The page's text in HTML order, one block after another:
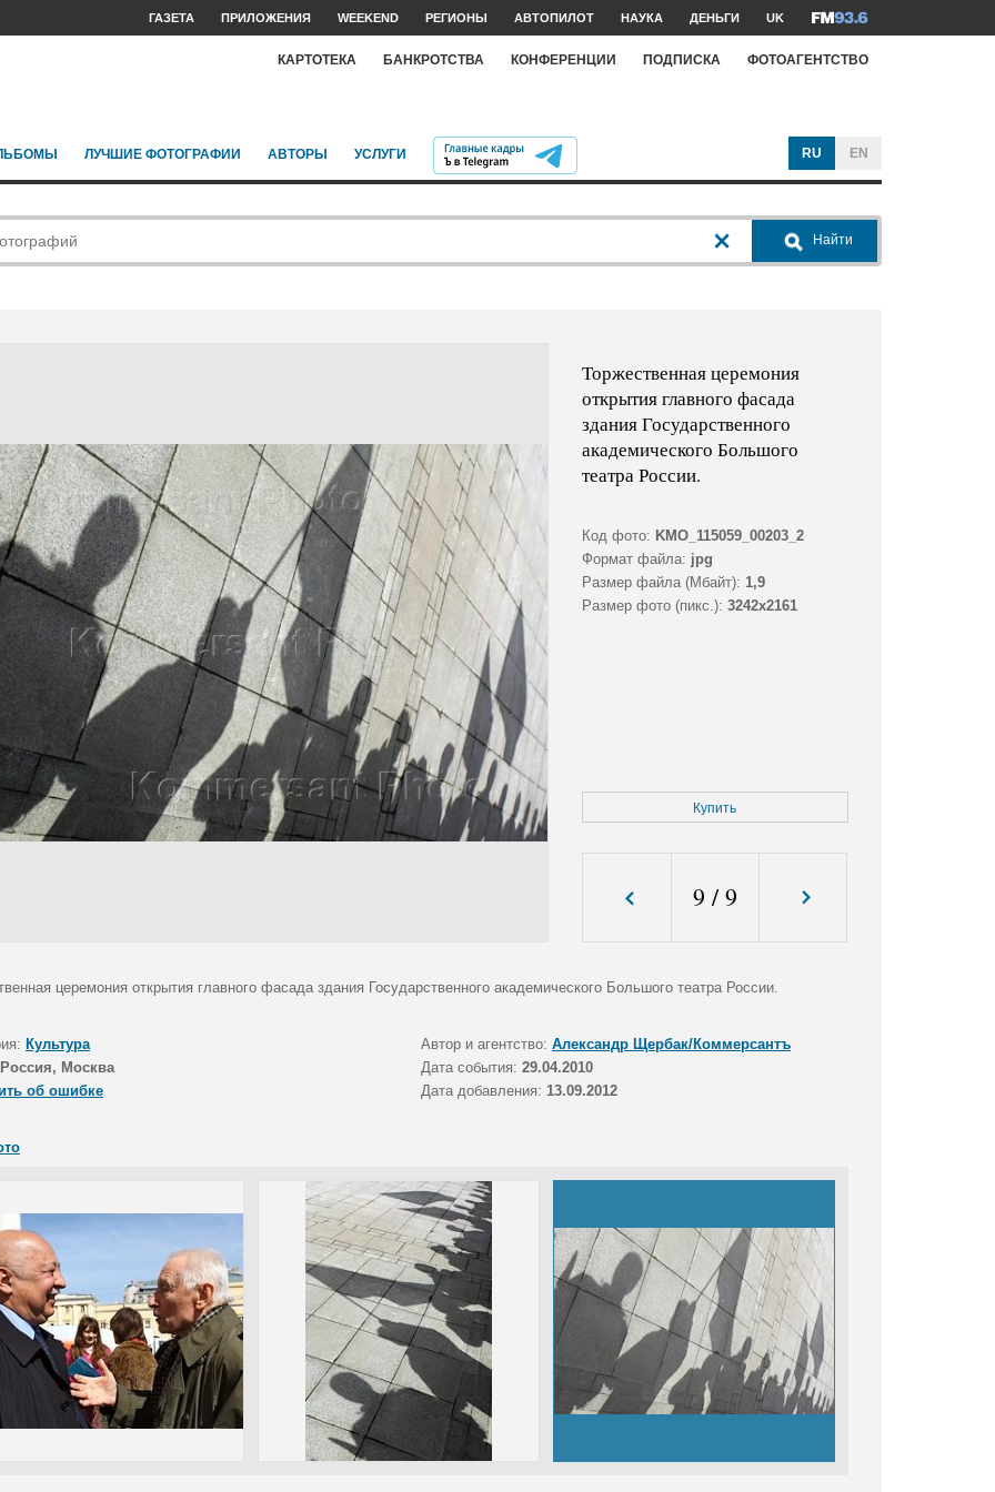
ГАЗЕТА ПРИЛОЖЕНИЯ WEEKEND РЕГИОНЫ АВТОПИЛОТ НАУКА ДЕНЬГИ UK
КАРТОТЕКА БАНКРОТСТВА КОНФЕРЕНЦИИ ПОДПИСКА ФОТОАГЕНТСТВО
ЛУЧШИЕ ФОТОГРАФИИ АВТОРЫ УСЛУГИ RU EN
Найти
Торжественная церемония
открытия главного фасада
здания Государственного
академического Большого
театра России.
Код фото: KMO_115059_00203_2
Формат файла: jpg
Размер файла (Мбайт): 1,9
Размер фото (пикс.): 3242x2161
Купить
9 /9
церемония открытия главного фасада здания Государственного академического Большого театра России.
Культура Автор и агентство: Александр Щербак/Коммерсантъ
Россия, Москва Дата события: 29.04.2010
об ошибке
Дата добавления: 13.09.2012